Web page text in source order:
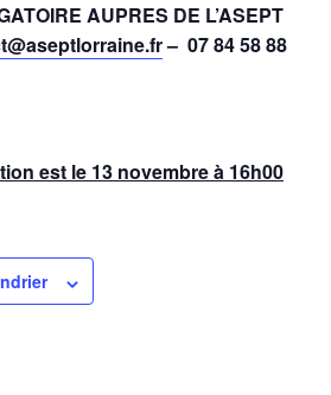
AUPRES DE L’ASEPT
– 07 84 58 88
est le 13 novembre à 16h00